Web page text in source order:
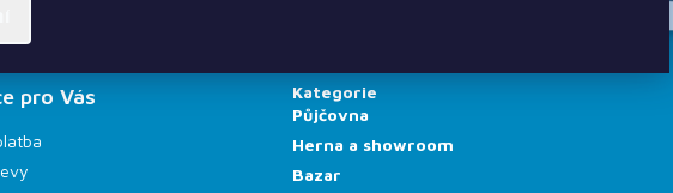
pro Vás
Kategorie
Půjčovna
Herna a showroom
Bazar